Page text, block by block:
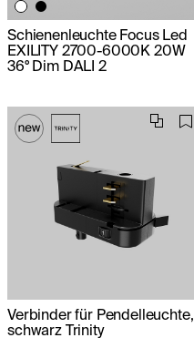
Schienenleuchte Focus Led
EXILITY 2700-6000K 20W
36° Dim DALI 2
Verbinder für Pendelleuchte,
schwarz Trinity